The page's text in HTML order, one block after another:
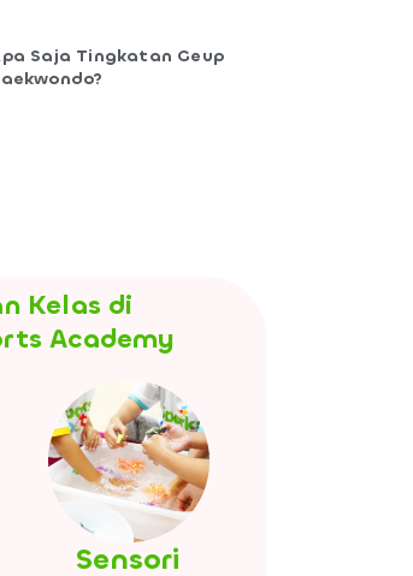
Saja Tingkatan Geup
Kelas di
Academy
Sensori